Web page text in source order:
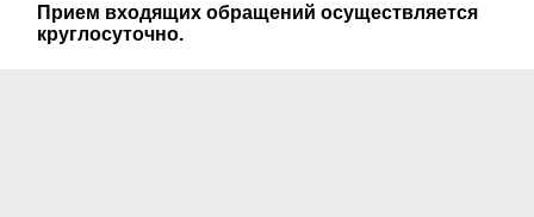
Прием входящих обращений осуществляется
круглосуточно.